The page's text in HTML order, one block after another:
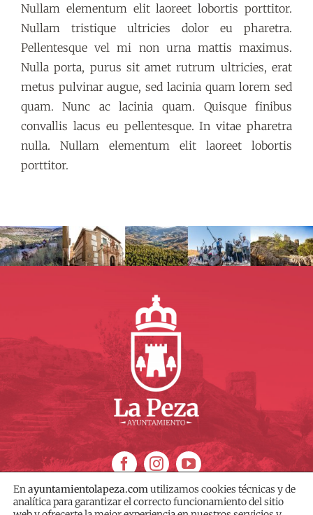
Nullam elementum elit laoreet lobortis porttitor.
Nullam tristique ultricies dolor eu pharetra.
Pellentesque vel mi non urna mattis maximus.
Nulla porta, purus sit amet rutrum ultricies, erat
metus pulvinar augue, sed lacinia quam lorem sed
quam. Nunc ac lacinia quam. Quisque finibus
convallis lacus eu pellentesque. In vitae pharetra
nulla. Nullam elementum elit laoreet lobortis
porttitor.
Enayuntamientolapeza.comutilizamos cookies técnicas y de
analítica para garantizar el correcto funcionamiento del sitio